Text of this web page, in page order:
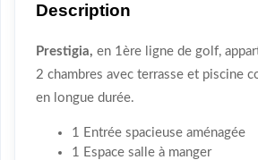
Description
Prestigia, en 1ère ligne de golf,
2 chambres avec terrasse et piscine
en longue durée.
1 Entrée spacieuse aménagée
1 Espace salle à manger